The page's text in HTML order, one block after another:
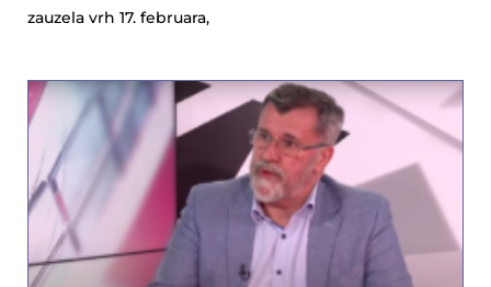
zauzela vrh 17. februara,